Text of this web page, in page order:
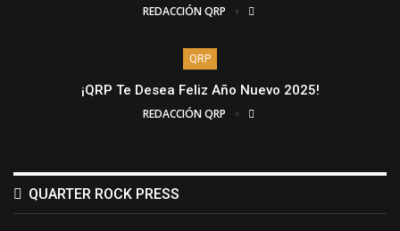
REDACCIÓN QRP
QRP
¡QRP Te Desea Feliz Año Nuevo 2025!
REDACCIÓN QRP
QUARTER ROCK PRESS